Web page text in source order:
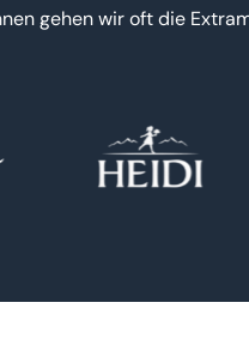
gehen wir oft die